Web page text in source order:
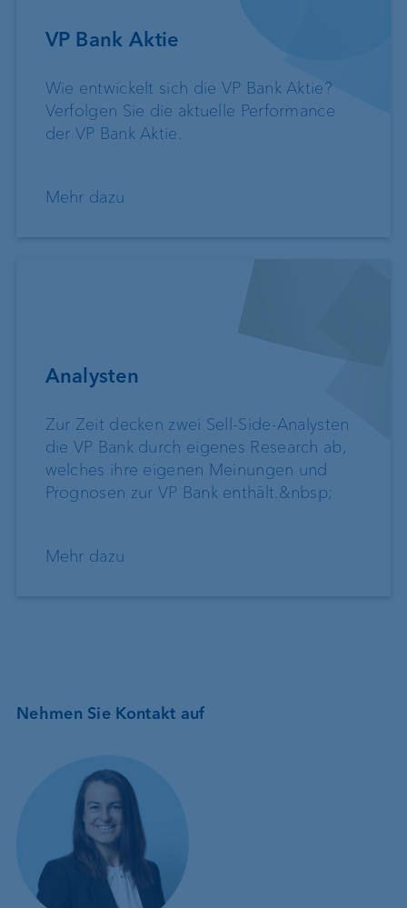
VP Bank Aktie
Wie entwickelt sich die VP Bank Aktie?
Verfolgen Sie die aktuelle Performance
der VP Bank Aktie.
Mehr dazu
Analysten
Zur Zeit decken zwei Sell-Side-Analysten
die VP Bank durch eigenes Research ab,
welches ihre eigenen Meinungen und
Prognosen zur VP Bank enthält.&nbsp;
Mehr dazu
Nehmen Sie Kontakt auf